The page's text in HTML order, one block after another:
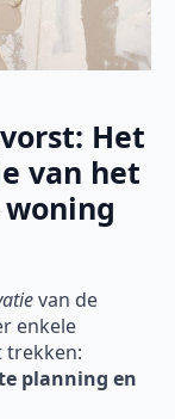
Het
van het
van de
enkele
trekken:
planning en